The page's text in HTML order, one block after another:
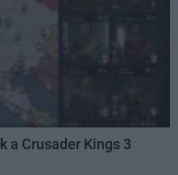
a Crusader Kings 3